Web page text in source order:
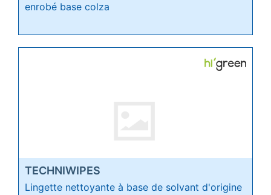
enrobé base colza
TECHNIWIPES
Lingette nettoyante à base de solvant d'origine